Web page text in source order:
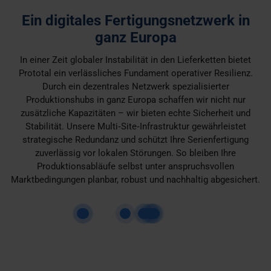
Ein digitales Fertigungsnetzwerk in
ganz Europa
In einer Zeit globaler Instabilität in den Lieferketten bietet
Prototal ein verlässliches Fundament operativer Resilienz.
Durch ein dezentrales Netzwerk spezialisierter
Produktionshubs in ganz Europa schaffen wir nicht nur
zusätzliche Kapazitäten – wir bieten echte Sicherheit und
Stabilität. Unsere Multi‑Site‑Infrastruktur gewährleistet
strategische Redundanz und schützt Ihre Serienfertigung
zuverlässig vor lokalen Störungen. So bleiben Ihre
Produktionsabläufe selbst unter anspruchsvollen
Marktbedingungen planbar, robust und nachhaltig abgesichert.